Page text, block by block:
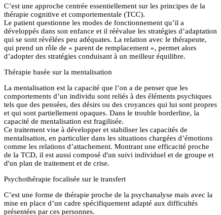
C’est une approche centrée essentiellement sur les principes de la
thérapie cognitive et comportementale (TCC).
Le patient questionne les modes de fonctionnement qu’il a
développés dans son enfance et il réévalue les stratégies d’adaptation
qui se sont révélées peu adéquates. La relation avec le thérapeute,
qui prend un rôle de « parent de remplacement », permet alors
d’adopter des stratégies conduisant à un meilleur équilibre.
Thérapie basée sur la mentalisation
La mentalisation est la capacité que l’on a de penser que les
comportements d’un individu sont reliés à des éléments psychiques
tels que des pensées, des désirs ou des croyances qui lui sont propres
et qui sont partiellement opaques. Dans le trouble borderline, la
capacité de mentalisation est fragilisée.
Ce traitement vise à développer et stabiliser les capacités de
mentalisation, en particulier dans les situations chargées d’émotions
comme les relations d’attachement. Montrant une efficacité proche
de la TCD, il est aussi composé d'un suivi individuel et de groupe et
d'un plan de traitement et de crise.
Psychothérapie focalisée sur le transfert
C’est une forme de thérapie proche de la psychanalyse mais avec la
mise en place d’un cadre spécifiquement adapté aux difficultés
présentées par ces personnes.